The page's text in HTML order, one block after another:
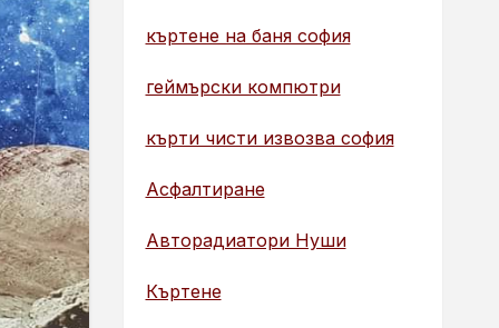
къртене на баня софия
геймърски компютри
кърти чисти извозва софия
Асфалтиране
Авторадиатори Нуши
Къртене